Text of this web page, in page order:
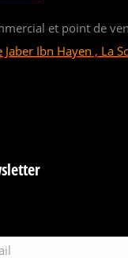
et point de
Jaber Ibn Hayen , La